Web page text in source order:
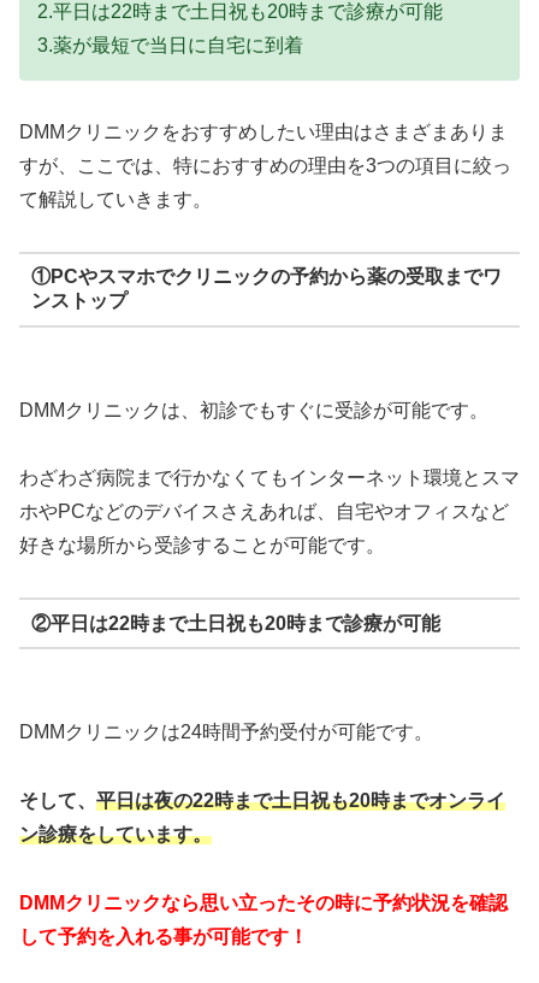
2.平日は22時まで土日祝も20時まで診療が可能
3.薬が最短で当日に自宅に到着
DMMクリニックをおすすめしたい理由はさまざまありま
すが、ここでは、特におすすめの理由を3つの項目に絞っ
て解説していきます。
①PCやスマホでクリニックの予約から薬の受取までワ
ンストップ
DMMクリニックは、初診でもすぐに受診が可能です。
わざわざ病院まで行かなくてもインターネット環境とスマ
ホやPCなどのデバイスさえあれば、自宅やオフィスなど
好きな場所から受診することが可能です。
②平日は22時まで土日祝も20時まで診療が可能
DMMクリニックは24時間予約受付が可能です。
そして、 平日は夜の22時まで土日祝も20時までオンライ
ン診療をしています。
DMMクリニックなら思い立ったその時に予約状況を確認
して予約を入れる事が可能です！